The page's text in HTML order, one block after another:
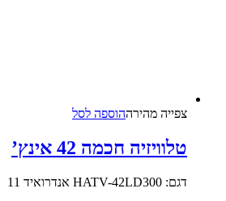
צפייה‬ ‫מהירה‬הוספה לסל
טלוויזיה חכמה 42 אינץ’
דגם: HATV-42LD300 אנדרואיד 11